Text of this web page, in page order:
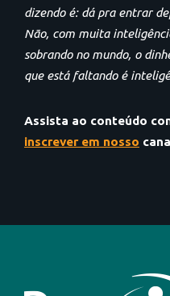
dizendo é: dá pra entrar
Não, com muita
sobrando no mundo, o
que está faltando é
Assista ao conteúdo
inscrever em nosso